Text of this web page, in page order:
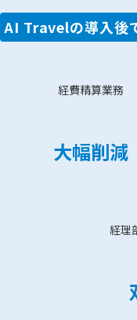
AI Travelの導入後
経費精算業務
大幅削減
経理